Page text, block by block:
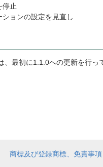
停止
ションの設定を見直し
最初に1.1.0への更新を行っ
商標及び登録商標、免責事項